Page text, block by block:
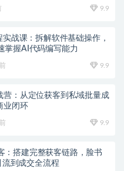
9.9
战课：拆解软件基础操作，
掌握AI代码编写能力
9.9
营：从定位获客到私域批量成
业闭环
9.9
：搭建完整获客链路，脸书
流到成交全流程